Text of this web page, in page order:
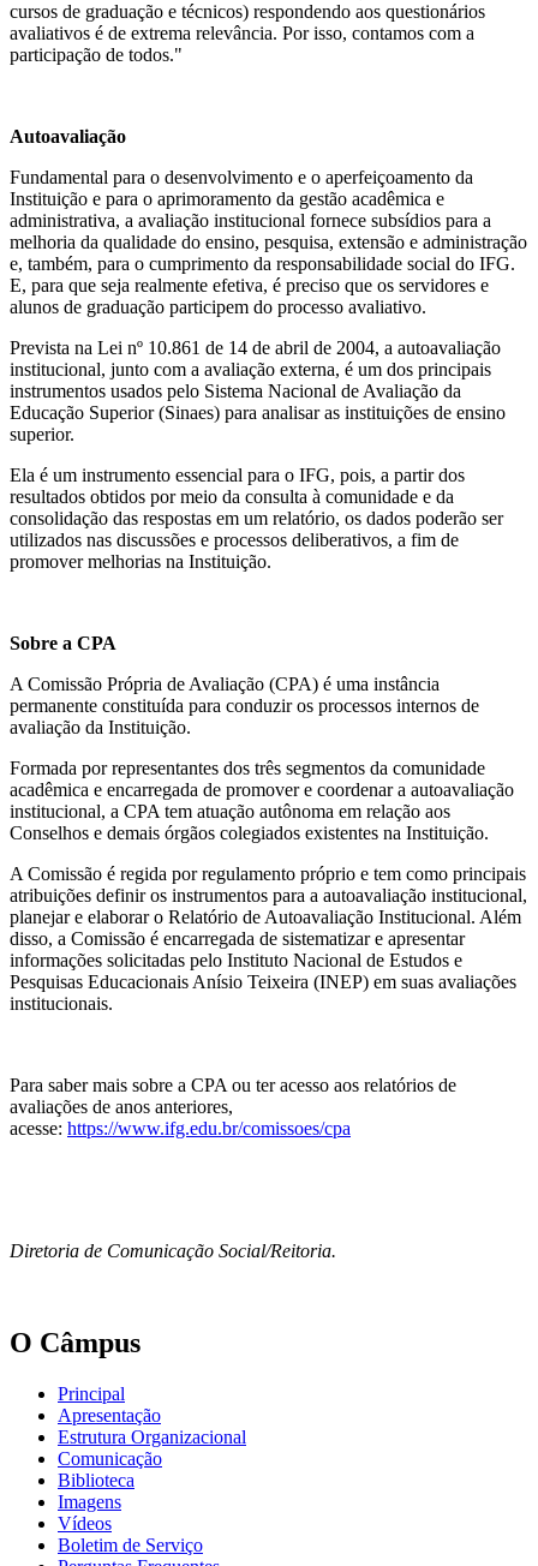
cursos de graduação e técnicos) respondendo aos questionários
avaliativos é de extrema relevância. Por isso, contamos com a
participação de todos."
Autoavaliação
Fundamental para o desenvolvimento e o aperfeiçoamento da
Instituição e para o aprimoramento da gestão acadêmica e
administrativa, a avaliação institucional fornece subsídios para a
melhoria da qualidade do ensino, pesquisa, extensão e administração
e, também, para o cumprimento da responsabilidade social do IFG.
E, para que seja realmente efetiva, é preciso que os servidores e
alunos de graduação participem do processo avaliativo.
Prevista na Lei nº 10.861 de 14 de abril de 2004, a autoavaliação
institucional, junto com a avaliação externa, é um dos principais
instrumentos usados pelo Sistema Nacional de Avaliação da
Educação Superior (Sinaes) para analisar as instituições de ensino
superior.
Ela é um instrumento essencial para o IFG, pois, a partir dos
resultados obtidos por meio da consulta à comunidade e da
consolidação das respostas em um relatório, os dados poderão ser
utilizados nas discussões e processos deliberativos, a fim de
promover melhorias na Instituição.
Sobre a CPA
A Comissão Própria de Avaliação (CPA) é uma instância
permanente constituída para conduzir os processos internos de
avaliação da Instituição.
Formada por representantes dos três segmentos da comunidade
acadêmica e encarregada de promover e coordenar a autoavaliação
institucional, a CPA tem atuação autônoma em relação aos
Conselhos e demais órgãos colegiados existentes na Instituição.
A Comissão é regida por regulamento próprio e tem como principais
atribuições definir os instrumentos para a autoavaliação institucional,
planejar e elaborar o Relatório de Autoavaliação Institucional. Além
disso, a Comissão é encarregada de sistematizar e apresentar
informações solicitadas pelo Instituto Nacional de Estudos e
Pesquisas Educacionais Anísio Teixeira (INEP) em suas avaliações
institucionais.
Para saber mais sobre a CPA ou ter acesso aos relatórios de
avaliações de anos anteriores,
acesse: https://www.ifg.edu.br/comissoes/cpa
Diretoria de Comunicação Social/Reitoria.
O Câmpus
Principal
Apresentação
Estrutura Organizacional
Comunicação
Biblioteca
Imagens
Vídeos
Boletim de Serviço